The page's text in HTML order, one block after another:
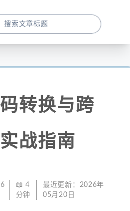
转换与跨
战指南
📖 4
分钟
最近更新： 2026年
05月20日